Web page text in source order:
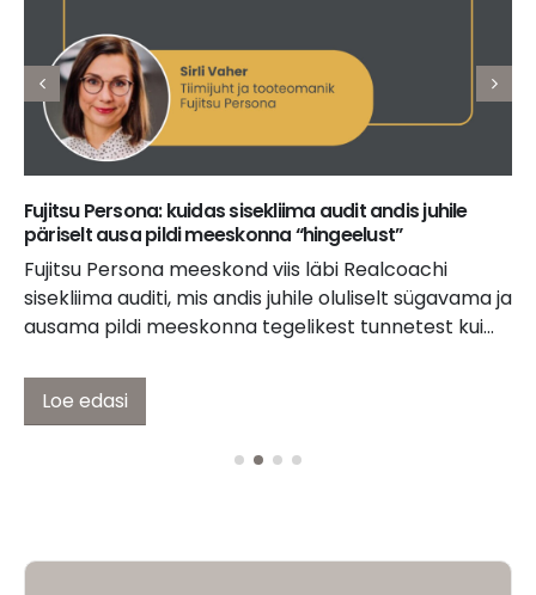
Fujitsu Persona: kuidas sisekliima audit andis juhile
päriselt ausa pildi meeskonna “hingeelust”
Fujitsu Persona meeskond viis läbi Realcoachi
sisekliima auditi, mis andis juhile oluliselt sügavama ja
ausama pildi meeskonna tegelikest tunnetest kui...
Loe edasi